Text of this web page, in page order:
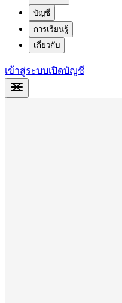
บัญชี
การเรียนรู้
เกี่ยวกับ
เข้าสู่ระบบเปิดบัญชี